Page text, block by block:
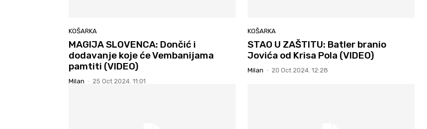
KOŠARKA
MAGIJA SLOVENCA: Dončić i
dodavanje koje će Vembanijama
pamtiti (VIDEO)
Milan - 25 Oct 2024. 11:01
KOŠARKA
STAO U ZAŠTITU: Batler branio
Jovića od Krisa Pola (VIDEO)
Milan - 20 Oct 2024. 12:28